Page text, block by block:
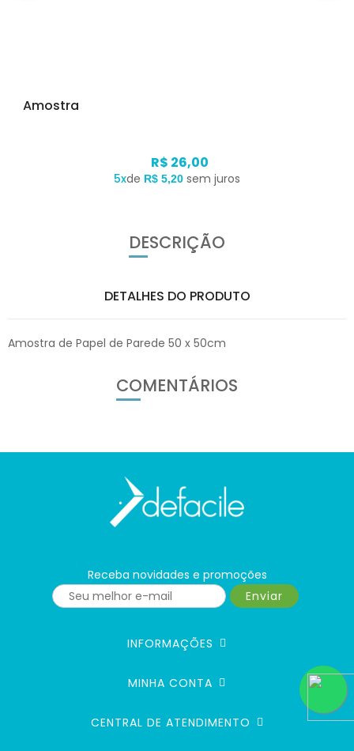
Amostra
R$ 26,00
5xde R$ 5,20 sem juros
DESCRIÇÃO
DETALHES DO PRODUTO
Amostra de Papel de Parede 50 x 50cm
COMENTÁRIOS
Receba novidades e promoções
Enviar
INFORMAÇÕES
MINHA CONTA
CENTRAL DE ATENDIMENTO